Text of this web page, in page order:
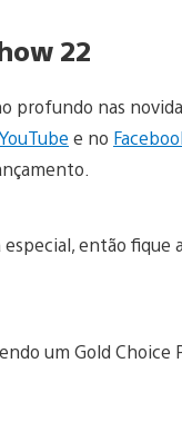
22
profundo nas
YouTube e no
especial, então fique
um Gold Choice